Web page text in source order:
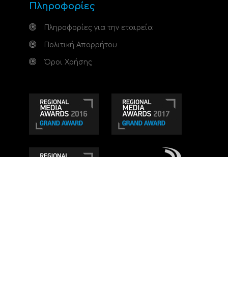
Πληροφορίες
Πληροφορίες για την εταιρεία
Πολιτική Απορρήτου
Όροι Χρήσης